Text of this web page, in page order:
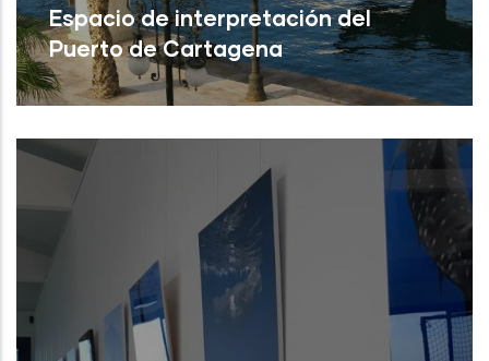
Espacio de interpretación del
Puerto de Cartagena
Cartagena (Región de Murcia)